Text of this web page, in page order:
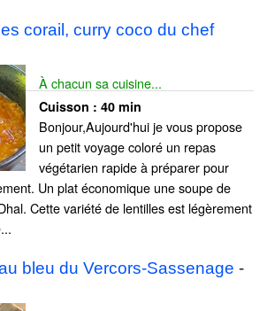
corail, curry coco du chef
À chacun sa cuisine...
Cuisson : 40 min
Bonjour,Aujourd'hui je vous propose
un petit voyage coloré un repas
végétarien rapide à préparer pour
Un plat économique une soupe de
Cette variété de lentilles est légèrement
bleu du Vercors-Sassenage -